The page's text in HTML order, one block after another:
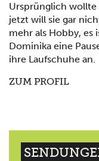
Ursprünglich
jetzt will sie gar
mehr als Hobby, es
Dominika eine
ihre Laufschuhe an.
ZUM PROFIL